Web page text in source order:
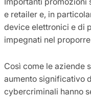
e retailer e, in
device elettronici e di
impegnati nel
Così come le aziende
aumento significativo
cybercriminali hanno